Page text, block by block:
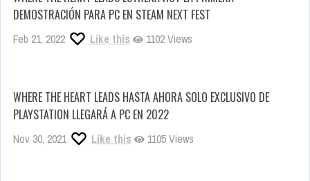
DEMOSTRACIÓN PARA PC EN STEAM NEXT FEST
Feb 21, 2022 Like this 1102 Views
WHERE THE HEART LEADS HASTA AHORA SOLO EXCLUSIVO DE
PLAYSTATION LLEGARÁ A PC EN 2022
Nov 30, 2021 Like this 1105 Views